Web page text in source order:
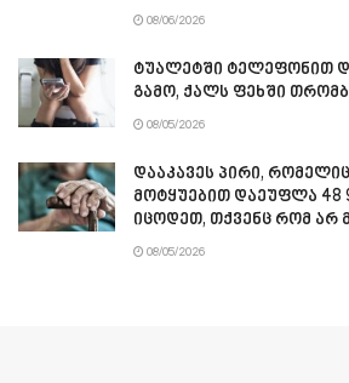
08/06/2026
ტუალეტში ტელეფონით
გამო, ქალს ფეხში
08/05/2026
დააკავეს პირი,
მოტყუებით დაეუფლა 48
იცოდეთ, თქვენც რომ არ
08/05/2026